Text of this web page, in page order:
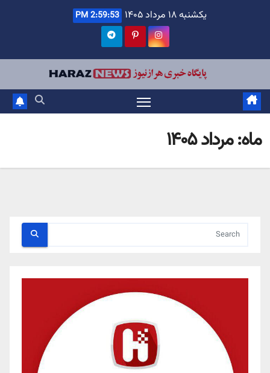
یکشنبه ۱۸ مرداد ۱۴۰۵ 2:59:55 PM
ماه:مرداد ۱۴۰۵